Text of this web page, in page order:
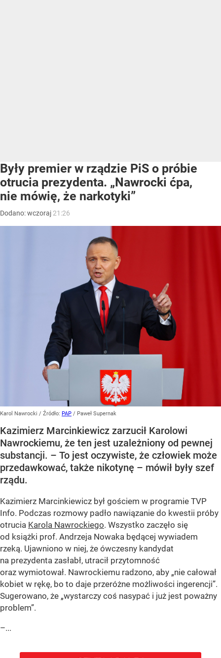
Były premier w rządzie PiS o próbie
otrucia prezydenta. „Nawrocki ćpa,
nie mówię, że narkotyki”
Dodano:wczoraj 21:26
Karol Nawrocki / Źródło: PAP / Paweł Supernak
Kazimierz Marcinkiewicz zarzucił Karolowi
Nawrockiemu, że ten jest uzależniony od pewnej
substancji. – To jest oczywiste, że człowiek może
przedawkować, także nikotynę – mówił były szef
rządu.
Kazimierz Marcinkiewicz był gościem w programie TVP
Info. Podczas rozmowy padło nawiązanie do kwestii próby
otrucia Karola Nawrockiego. Wszystko zaczęło się
od książki prof. Andrzeja Nowaka będącej wywiadem
rzeką. Ujawniono w niej, że ówczesny kandydat
na prezydenta zasłabł, utracił przytomność
oraz wymiotował. Nawrockiemu radzono, aby „nie całował
kobiet w rękę, bo to daje przeróżne możliwości ingerencji”.
Sugerowano, że „wystarczy coś nasypać i już jest poważny
problem”.
–...